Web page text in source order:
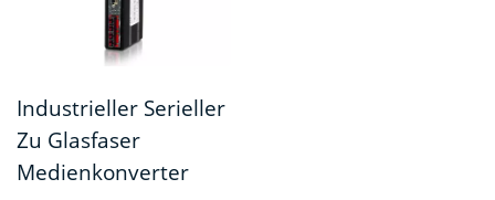
Industrieller Serieller
Zu Glasfaser
Medienkonverter